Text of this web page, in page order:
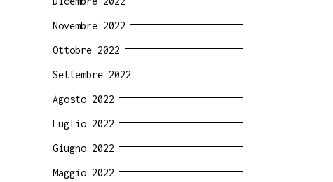
Novembre 2022
Ottobre 2022
Settembre 2022
Agosto 2022
Luglio 2022
Giugno 2022
Maggio 2022